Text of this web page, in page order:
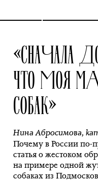
«СНАЧАЛА
ЧТО МОЯ
СОБАК»
Нина Абросимова,
Почему в России по-
статья о жестоком
на примере одной
собаках из